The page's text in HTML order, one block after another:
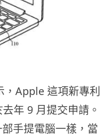
，Apple 這項新專利
年 9 月提交申請。
手提電腦一樣，當